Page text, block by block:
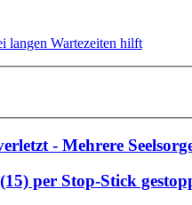
langen Wartezeiten hilft
- Mehrere
per Stop-Stick